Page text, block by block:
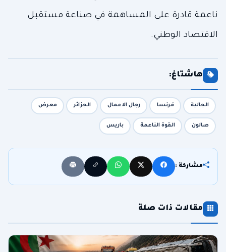
ناعمة قادرة على المساهمة في صناعة مستقبل
الاقتصاد الوطني.
هاشتاغ:
الجالية فرنسا رجال الاعمال الجزائر معرض
صالون القوة الناعمة باريس
مشاركة :
مقالات ذات صلة